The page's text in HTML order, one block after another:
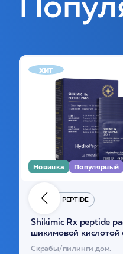
хит
Новинка Популярный
HYDRO PEPTIDE
Shikimic Rx peptide
шикимовой
(30шт) /HP
Скрабы/пилинги дом.